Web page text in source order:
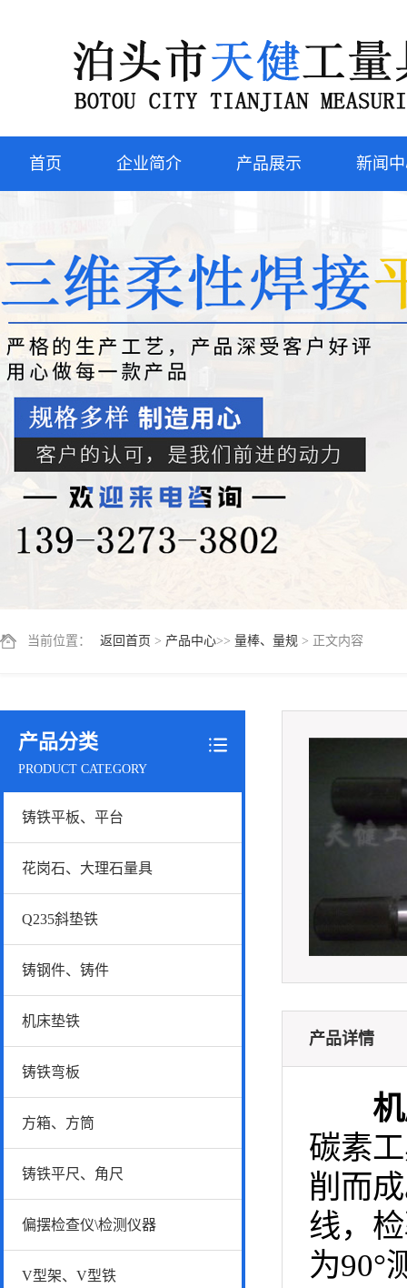
首页 企业简介 产品展示 新闻
当前位置： 返回首页 > 产品中心>> 量棒、量规 > 正文内容
产品分类
PRODUCT CATEGORY
铸铁平板、平台
花岗石、大理石量具
Q235斜垫铁
铸钢件、铸件
机床垫铁
铸铁弯板
方箱、方筒
铸铁平尺、角尺
偏摆检查仪\检测仪器
V型架、V型铁
产品详情
碳素
削而
线，
为90°